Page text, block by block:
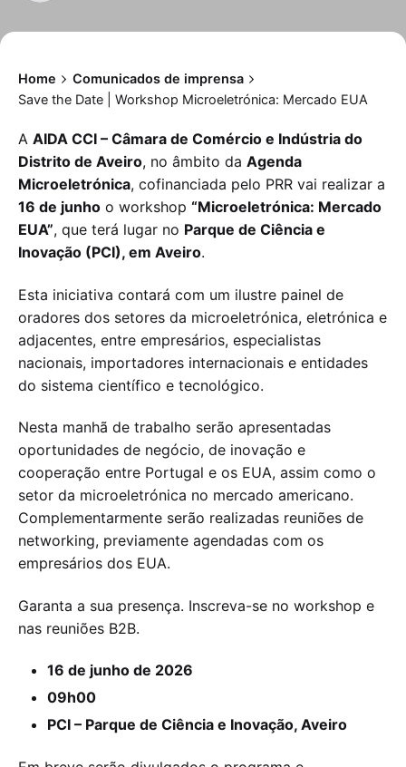
Home
Comunicados de imprensa
Save the Date | Workshop Microeletrónica: Mercado EUA
A AIDA CCI – Câmara de Comércio e Indústria do
Distrito de Aveiro, no âmbito da Agenda
Microeletrónica, cofinanciada pelo PRR vai realizar a
16 de junho o workshop “Microeletrónica: Mercado
EUA”, que terá lugar no Parque de Ciência e
Inovação (PCI), em Aveiro.
Esta iniciativa contará com um ilustre painel de
oradores dos setores da microeletrónica, eletrónica e
adjacentes, entre empresários, especialistas
nacionais, importadores internacionais e entidades
do sistema científico e tecnológico.
Nesta manhã de trabalho serão apresentadas
oportunidades de negócio, de inovação e
cooperação entre Portugal e os EUA, assim como o
setor da microeletrónica no mercado americano.
Complementarmente serão realizadas reuniões de
networking, previamente agendadas com os
empresários dos EUA.
Garanta a sua presença. Inscreva-se no workshop e
nas reuniões B2B.
16 de junho de 2026
09h00
PCI – Parque de Ciência e Inovação, Aveiro